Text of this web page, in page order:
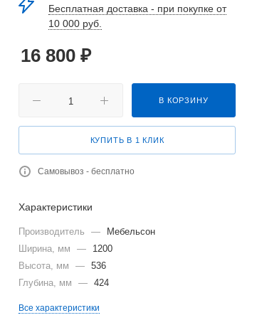
Бесплатная доставка - при покупке от
10 000 руб.
16 800 ₽
В КОРЗИНУ
КУПИТЬ В 1 КЛИК
Самовывоз - бесплатно
Характеристики
Производитель —
Мебельсон
Ширина, мм
—
1200
Высота, мм
— 536
Глубина, мм
— 424
Все характеристики